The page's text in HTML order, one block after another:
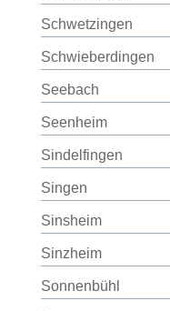
Schwetzingen
Schwieberdingen
Seebach
Seenheim
Sindelfingen
Singen
Sinsheim
Sinzheim
Sonnenbühl